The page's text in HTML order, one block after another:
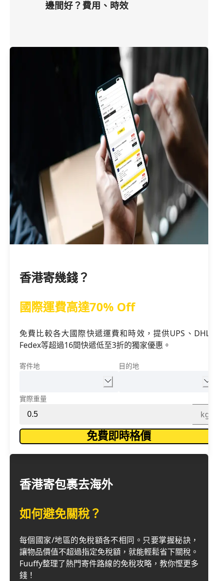
香港寄包裹去海外
如何避免關稅？
每個國家/地區的免稅額各不相同。只要掌握秘訣，
讓物品價值不超過指定免稅額，就能輕鬆省下關稅。
Fuuffy整理了熱門寄件路線的免稅攻略，教你慳更多
錢！
香港寄幾錢？
國際運費高達70% Off
免費比較各大國際快遞運費和時效，提供UPS、DHL、
Fedex等超過16間快遞低至3折的獨家優惠。
寄件地 目的地
實際重量
kg
免費即時格價
邊間好？費用、時效